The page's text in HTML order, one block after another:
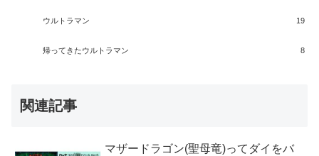
ウルトラマン 19
帰ってきたウルトラマン 8
関連記事
マザードラゴン(聖母竜)ってダイをバ